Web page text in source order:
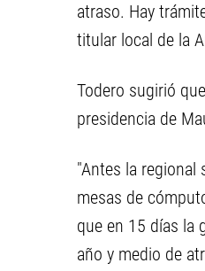
atraso. Hay
titular local de la
Todero sugirió
presidencia de
"Antes la regional
mesas de
que en 15 días la
año y medio de